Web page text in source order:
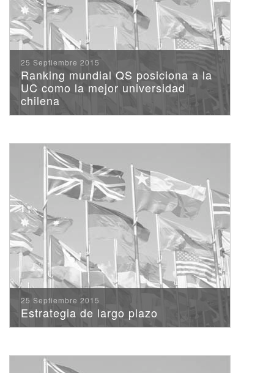
25 Septiembre 2015
Ranking mundial QS posiciona a la
UC como la mejor universidad
chilena
25 Septiembre 2015
Estrategia de largo plazo